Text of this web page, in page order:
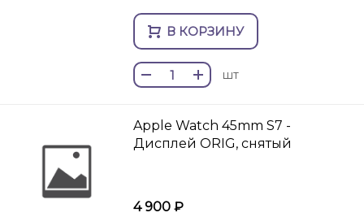
В КОРЗИНУ
шт
Apple Watch 45mm S7 -
Дисплей ORIG, снятый
4 900 ₽